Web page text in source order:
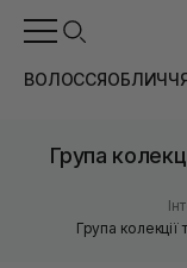
ВОЛОССЯ
Група
Група колекції